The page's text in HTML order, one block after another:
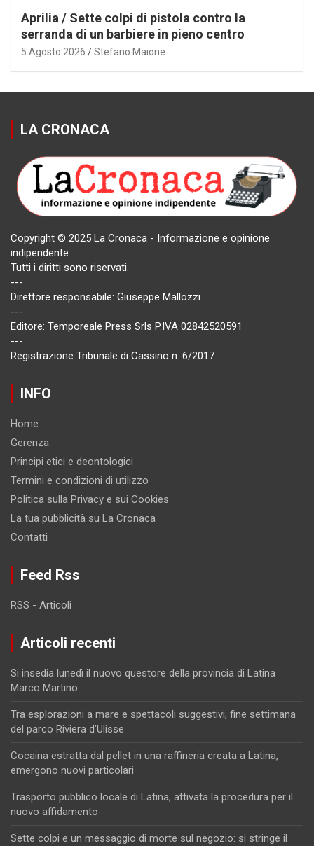
Aprilia / Sette colpi di pistola contro la
serranda di un barbiere in pieno centro
5 Agosto 2026 Stefano Maione
LA CRONACA
Copyright © 2025 La Cronaca - Informazione e opinione
indipendente
Tutti i diritti sono riservati.
---
Direttore responsabile: Giuseppe Mallozzi
---
Editore: Temporeale Press Srls P.IVA 02842520591
---
Registrazione Tribunale di Cassino n. 6/2017
INFO
Home
Gerenza
Principi etici e deontologici
Termini e condizioni di utilizzo
Politica sulla Privacy e sui Cookies
La tua pubblicità su La Cronaca
Contatti
Feed Rss
RSS - Articoli
Articoli recenti
Si insedia lunedì il nuovo questore della provincia di Latina
Marco Martino
Tra esplorazioni a mare e spettacoli suggestivi, fine settimana
del parco Riviera d’Ulisse
Cocaina estratta dal pellet in una raffineria creata a Latina,
emergono nuovi particolari
Trasporto pubblico locale di Latina, attivata la procedura per il
nuovo affidamento
Sette colpi e un messaggio di morte sul negozio: si stringe il